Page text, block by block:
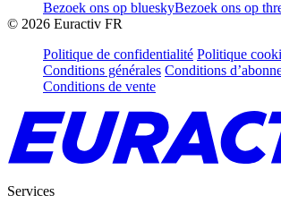
Bezoek ons op blueskyBezoek ons op
© 2026 Euractiv FR
Politique de confidentialité Politique
Conditions générales Conditions
Conditions de vente
Services